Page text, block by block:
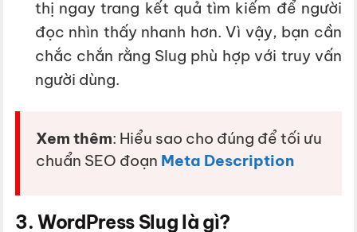
thị ngay trang kết quả tìm kiếm để người
đọc nhìn thấy nhanh hơn. Vì vậy, bạn cần
chắc chắn rằng Slug phù hợp với truy vấn
người dùng.
Xem thêm: Hiểu sao cho đúng để tối ưu
chuẩn SEO đoạn Meta Description
3. WordPress Slug là gì?